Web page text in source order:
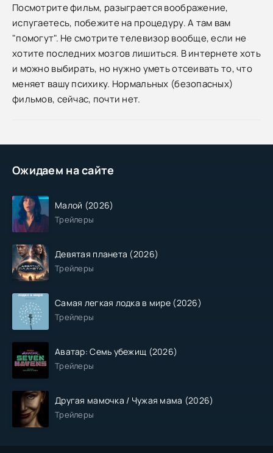
Ожидаем на сайте
Малой (2026)
Трейлеры
Девятая планета (2026)
Трейлеры
Самая легкая лодка в мире (2026)
Трейлеры
Аватар: Семь убежищ (2026)
Трейлеры
Другая мамочка / Чужая мама (2026)
Трейлеры
Посмотрите фильм, разыграется воображение,
испугаетесь, побежите на процедуру. А там вам
"помогут". Не смотрите телевизор вообще, если не
хотите последних мозгов лишиться. В интернете хоть
и можно выбирать, но нужно уметь отсеивать то, что
меняет вашу психику. Нормальных (безопасных)
фильмов, сейчас, почти нет.